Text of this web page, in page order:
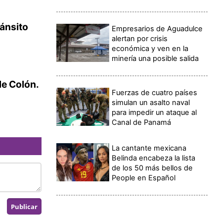
Colón.
Empresarios de Aguadulce
alertan por crisis
económica y ven en la
minería una posible salida
Fuerzas de cuatro países
simulan un asalto naval
para impedir un ataque al
Canal de Panamá
La cantante mexicana
Belinda encabeza la lista
de los 50 más bellos de
People en Español